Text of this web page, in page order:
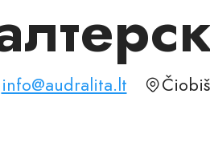
info@audralita.lt